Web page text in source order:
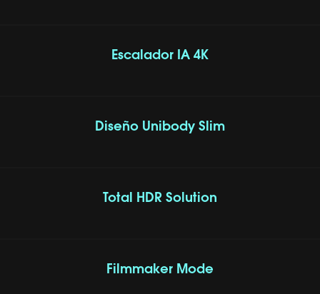
Escalador IA 4K
Diseño Unibody Slim
Total HDR Solution
Filmmaker Mode